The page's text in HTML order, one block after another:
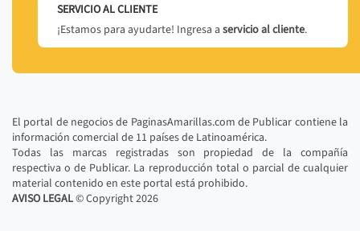
SERVICIO AL CLIENTE
¡Estamos para ayudarte! Ingresa a servicio al cliente.
El portal de negocios de PaginasAmarillas.com de Publicar contiene la
información comercial de 11 países de Latinoamérica.
Todas las marcas registradas son propiedad de la compañía
respectiva o de Publicar. La reproducción total o parcial de cualquier
material contenido en este portal está prohibido.
AVISO LEGAL© Copyright2026